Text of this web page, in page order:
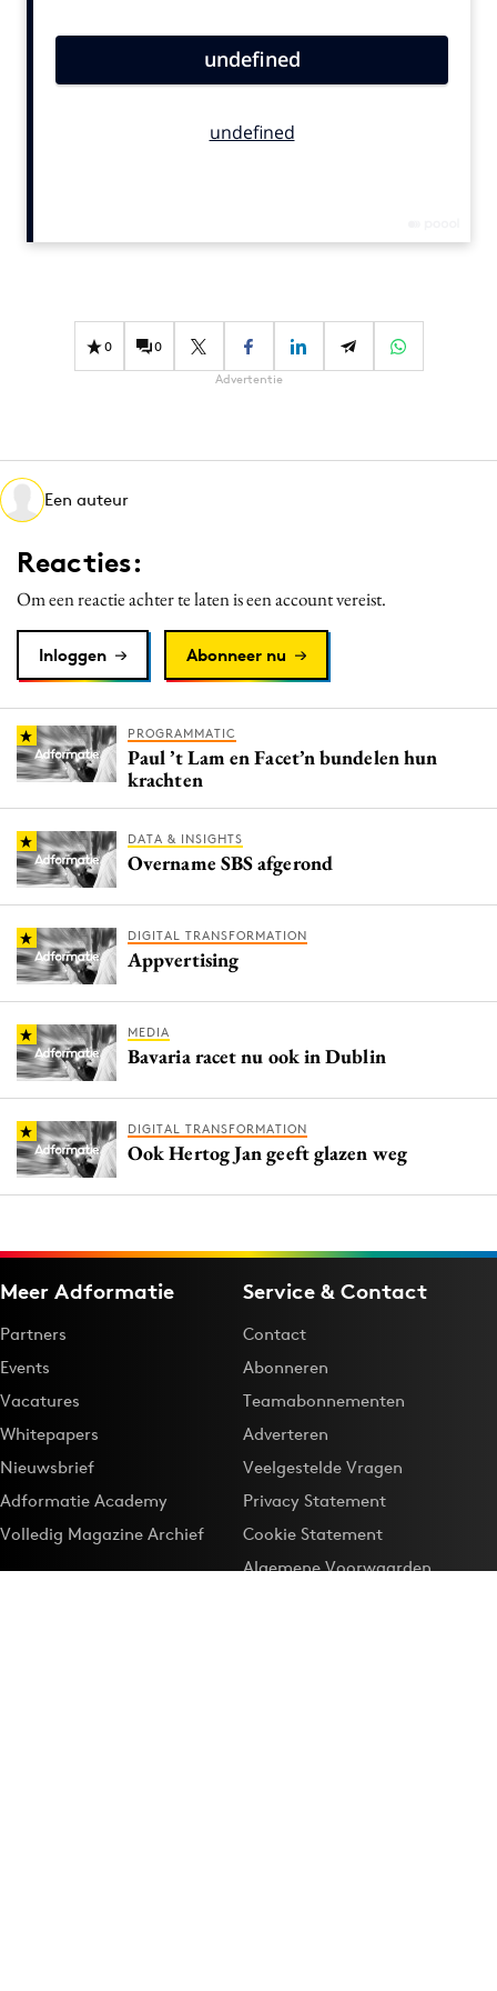
Carriere
Diversiteit
Interne communicatie
Martech
Media
Merkstrategie
PR
Purpose Marketing
Reputatie & crisis
0 0
Advertentie
Een auteur
Reacties:
Om een reactie achter te laten is een account vereist.
Inloggen Abonneer nu
PROGRAMMATIC
Paul ’t Lam en Facet’n bundelen hun
krachten
DATA & INSIGHTS
Overname SBS afgerond
DIGITAL TRANSFORMATION
Appvertising
MEDIA
Bavaria racet nu ook in Dublin
DIGITAL TRANSFORMATION
Ook Hertog Jan geeft glazen weg
Meer Adformatie
Partners
Events
Vacatures
Whitepapers
Nieuwsbrief
Adformatie Academy
Volledig Magazine Archief
Service & Contact
Contact
Abonneren
Teamabonnementen
Adverteren
Veelgestelde Vragen
Privacy Statement
Cookie Statement
Algemene Voorwaarden